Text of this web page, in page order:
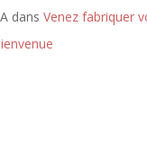
dans Venez fabriquer